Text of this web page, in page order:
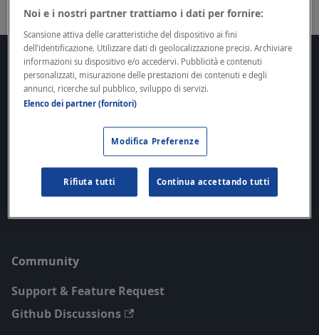
Docs
Getting Started
Roadmap
Community
Support & Feature Request
Github Discussions
Noi e i nostri partner trattiamo i dati per fornire:
Scansione attiva delle caratteristiche del dispositivo ai fini
dell’identificazione. Utilizzare dati di geolocalizzazione precisi. Archiviare
informazioni su dispositivo e/o accedervi. Pubblicità e contenuti
personalizzati, misurazione delle prestazioni dei contenuti e degli
annunci, ricerche sul pubblico, sviluppo di servizi.
Elenco dei partner (fornitori)
Modifica Preferenze
Rifiuta tutti Continua accettando tutti